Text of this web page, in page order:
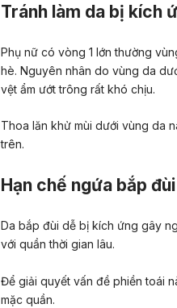
Tránh làm da bị kích
Phụ nữ có vòng 1 lớn thường
hè. Nguyên nhân do vùng da
vệt ẩm ướt trông rất khó chịu.
Thoa lăn khử mùi dưới vùng da
trên.
Hạn chế ngứa bắp
Da bắp đùi dễ bị kích ứng gây
với quần thời gian lâu.
Để giải quyết vấn đề phiền toái
mặc quần.